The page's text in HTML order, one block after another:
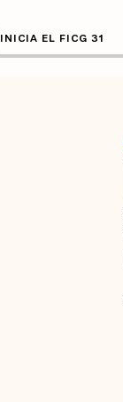
INICIA EL FICG 31